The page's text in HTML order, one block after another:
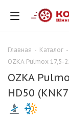
Главная - Каталог -
OZKA Pulmox 17,5-
OZKA
HD50